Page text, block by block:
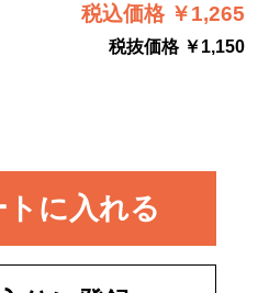
税込価格 ￥1,265
税抜価格 ￥1,150